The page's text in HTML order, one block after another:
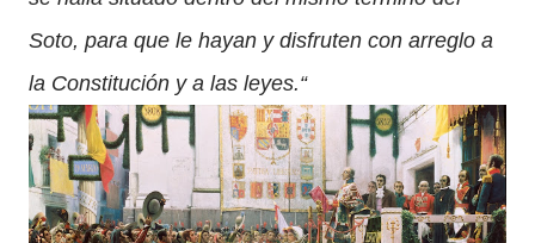
Soto, para que le hayan y disfruten con arreglo a
la Constitución y a las leyes.“